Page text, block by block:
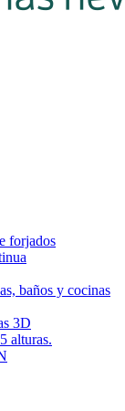
forjados
baños y cocinas
3D
alturas.